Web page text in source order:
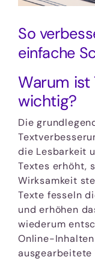
So
einfache
Warum ist
wichtig?
Die
die Lesbarkeit
Textes erhöht,
Wirksamkeit
Texte fesseln
und erhöhen
wiederum
Online-
ausgearbeitete